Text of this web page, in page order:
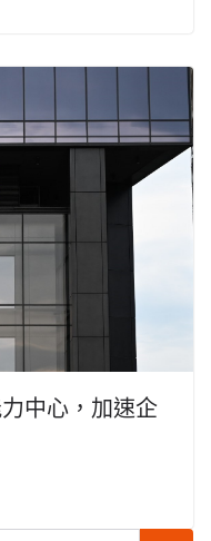
中心，加速企